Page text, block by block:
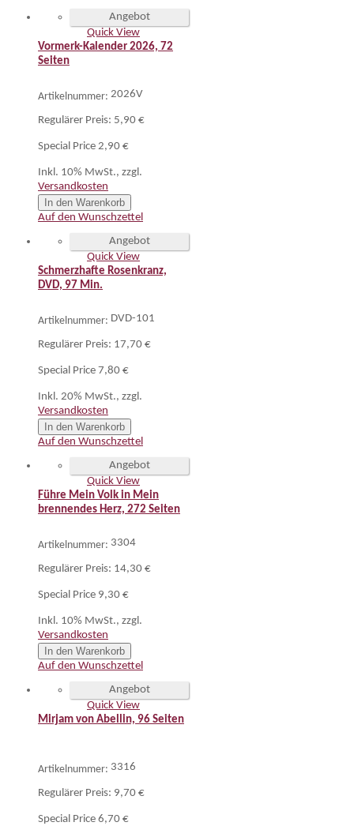
Angebot
Quick View
Vormerk-Kalender 2026, 72
Seiten
Artikelnummer: 2026V
Regulärer Preis: 5,90 €
Special Price 2,90 €
Inkl. 10% MwSt., zzgl.
Versandkosten
In den Warenkorb
Auf den Wunschzettel
Angebot
Quick View
Schmerzhafte Rosenkranz,
DVD, 97 Min.
Artikelnummer: DVD-101
Regulärer Preis: 17,70 €
Special Price 7,80 €
Inkl. 20% MwSt., zzgl.
Versandkosten
In den Warenkorb
Auf den Wunschzettel
Angebot
Quick View
Führe Mein Volk in Mein
brennendes Herz, 272 Seiten
Artikelnummer: 3304
Regulärer Preis: 14,30 €
Special Price 9,30 €
Inkl. 10% MwSt., zzgl.
Versandkosten
In den Warenkorb
Auf den Wunschzettel
Angebot
Quick View
Mirjam von Abellin, 96 Seiten
Artikelnummer: 3316
Regulärer Preis: 9,70 €
Special Price 6,70 €